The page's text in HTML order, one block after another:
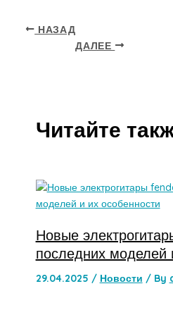
НАЗАД
ДАЛЕЕ
Читайте
Новые
последних моделей
29.04.2025 / Новости / By